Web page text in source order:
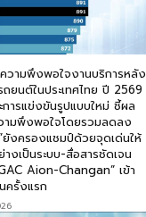
วามพึงพอใจงานบริการหลัง
ถยนต์ในประเทศไทย ปี 2569
ะการแข่งขันรูปแบบใหม่ ชี้ผล
ามพึงพอใจโดยรวมลดลง
ยังครองแชมป์ด้วยจุดเด่นให้
างเป็นระบบ-สื่อสารชัดเจน
Aion-Changan” เข้า
ครั้งแรก